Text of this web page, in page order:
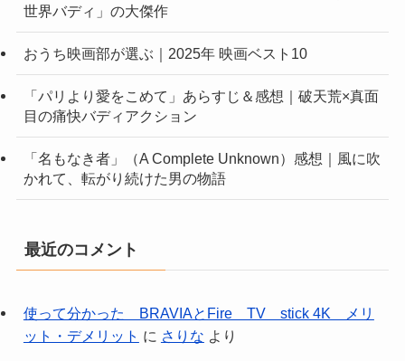
世界バディ」の大傑作
おうち映画部が選ぶ｜2025年 映画ベスト10
「パリより愛をこめて」あらすじ＆感想｜破天荒×真面
目の痛快バディアクション
「名もなき者」（A Complete Unknown）感想｜風に吹
かれて、転がり続けた男の物語
最近のコメント
使って分かった BRAVIAとFire TV stick 4K メリ
ット・デメリット に さりな より